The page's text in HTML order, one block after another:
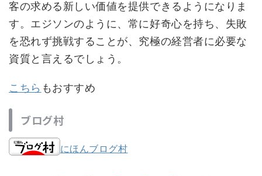
客の求める新しい価値を提供できるようになりま
す。エジソンのように、常に好奇心を持ち、失敗
を恐れず挑戦することが、究極の経営者に必要な
資質と言えるでしょう。
こちら もおすすめ
ブログ村
にほんブログ村